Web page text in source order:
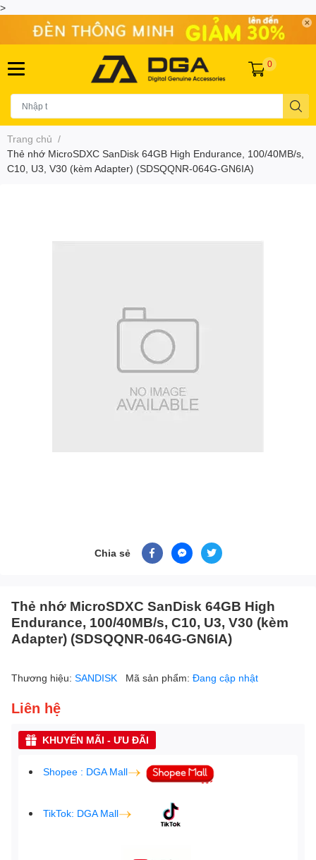
>
0
Trang chủ /
Thẻ nhớ MicroSDXC SanDisk 64GB High Endurance, 100/40MB/s,
C10, U3, V30 (kèm Adapter) (SDSQQNR-064G-GN6IA)
Chia sẻ
Thẻ nhớ MicroSDXC SanDisk 64GB High
Endurance, 100/40MB/s, C10, U3, V30 (kèm
Adapter) (SDSQQNR-064G-GN6IA)
Thương hiệu: SANDISK Mã sản phẩm: Đang cập nhật
Liên hệ
KHUYẾN MÃI - ƯU ĐÃI
Shopee : DGA Mall
TikTok: DGA Mall